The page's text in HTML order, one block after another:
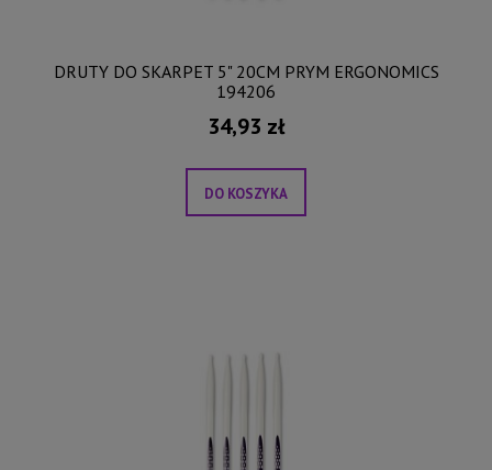
DRUTY DO SKARPET 5" 20CM PRYM ERGONOMICS
194206
34,93 zł
DO KOSZYKA